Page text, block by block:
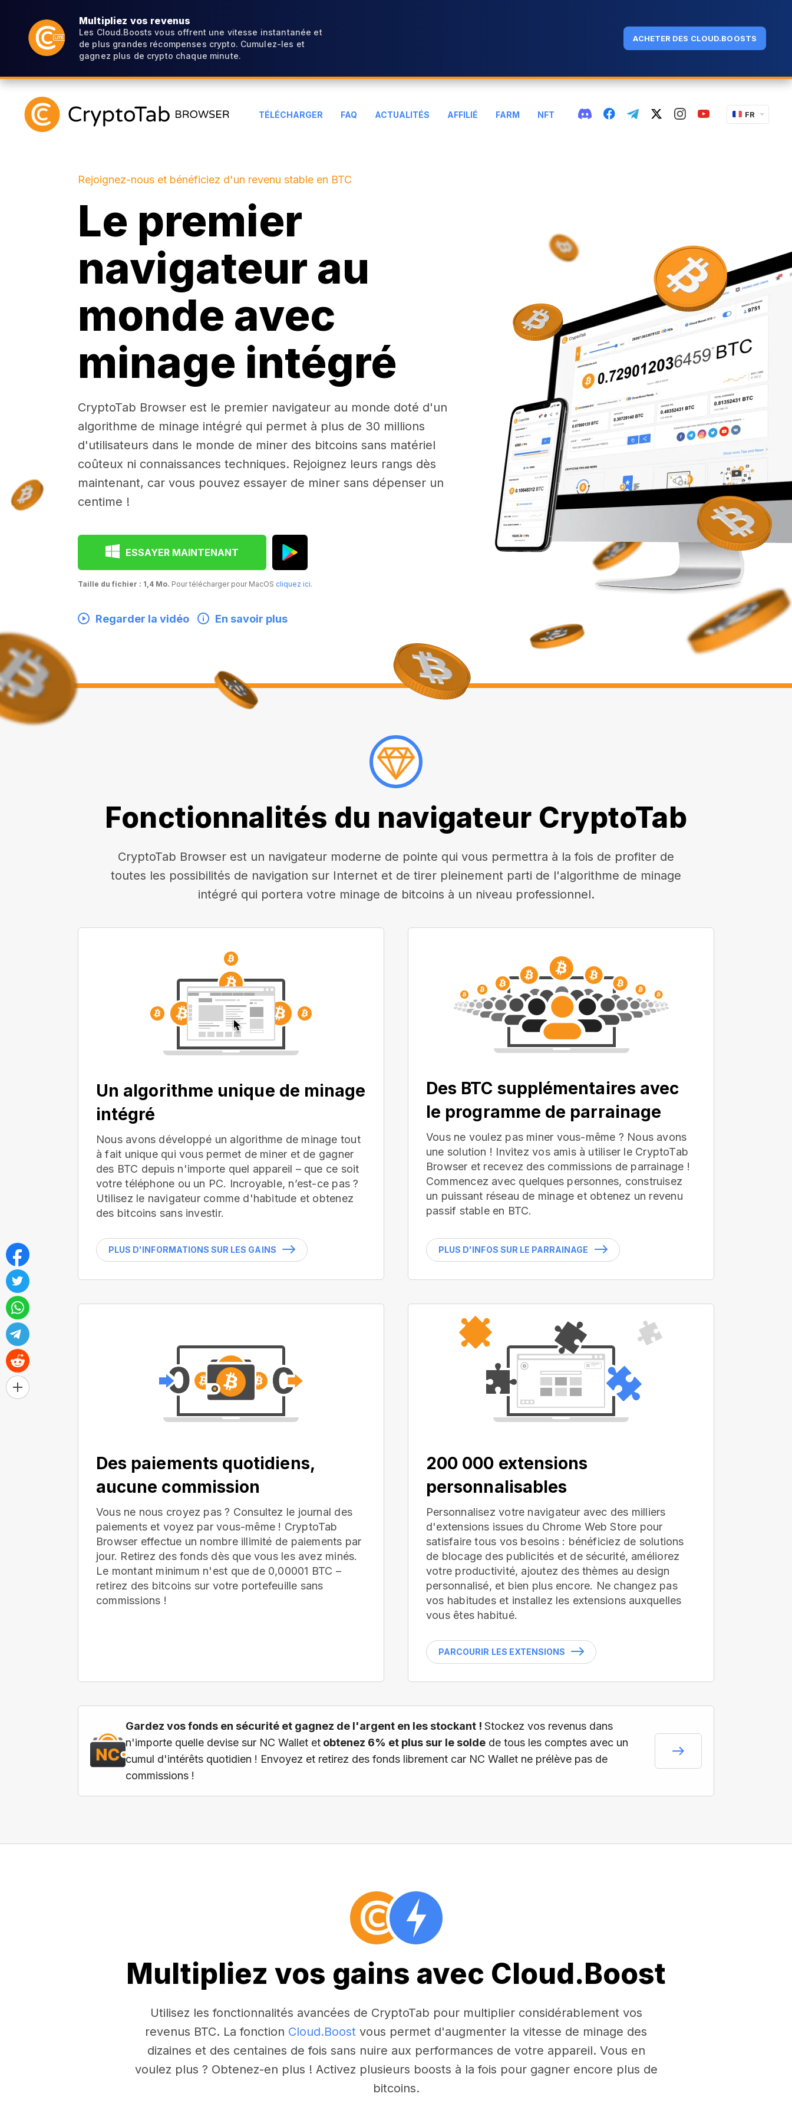
Multipliez vos revenus
Les Cloud.Boosts vous offrent une vitesse instantanée et
de plus grandes récompenses crypto. Cumulez-les et
gagnez plus de crypto chaque minute.
ACHETER DES CLOUD.BOOSTS
TÉLÉCHARGER FAQ ACTUALITÉS AFFILIÉ FARM NFT FR
Rejoignez-nous et bénéficiez d'un revenu stable en BTC
Le premier
navigateur au
monde avec
minage intégré
CryptoTab Browser est le premier navigateur au monde doté d'un
algorithme de minage intégré qui permet à plus de 30 millions
d'utilisateurs dans le monde de miner des bitcoins sans matériel
coûteux ni connaissances techniques. Rejoignez leurs rangs dès
maintenant, car vous pouvez essayer de miner sans dépenser un
centime !
ESSAYER MAINTENANT
Taille du fichier : 1,4 Mo. Pour télécharger pour MacOS cliquez ici.
Regarder la vidéo En savoir plus
Fonctionnalités du navigateur CryptoTab
CryptoTab Browser est un navigateur moderne de pointe qui vous permettra à la fois de profiter de
toutes les possibilités de navigation sur Internet et de tirer pleinement parti de l'algorithme de minage
intégré qui portera votre minage de bitcoins à un niveau professionnel.
Un algorithme unique de minage
intégré
Nous avons développé un algorithme de minage tout
à fait unique qui vous permet de miner et de gagner
des BTC depuis n'importe quel appareil – que ce soit
votre téléphone ou un PC. Incroyable, n’est-ce pas ?
Utilisez le navigateur comme d'habitude et obtenez
des bitcoins sans investir.
PLUS D'INFORMATIONS SUR LES GAINS
Des BTC supplémentaires avec
le programme de parrainage
Vous ne voulez pas miner vous-même ? Nous avons
une solution ! Invitez vos amis à utiliser le CryptoTab
Browser et recevez des commissions de parrainage !
Commencez avec quelques personnes, construisez
un puissant réseau de minage et obtenez un revenu
passif stable en BTC.
PLUS D'INFOS SUR LE PARRAINAGE
Des paiements quotidiens,
aucune commission
Vous ne nous croyez pas ? Consultez le journal des
paiements et voyez par vous-même ! CryptoTab
Browser effectue un nombre illimité de paiements par
jour. Retirez des fonds dès que vous les avez minés.
Le montant minimum n'est que de 0,00001 BTC –
retirez des bitcoins sur votre portefeuille sans
commissions !
200 000 extensions
personnalisables
Personnalisez votre navigateur avec des milliers
d'extensions issues du Chrome Web Store pour
satisfaire tous vos besoins : bénéficiez de solutions
de blocage des publicités et de sécurité, améliorez
votre productivité, ajoutez des thèmes au design
personnalisé, et bien plus encore. Ne changez pas
vos habitudes et installez les extensions auxquelles
vous êtes habitué.
PARCOURIR LES EXTENSIONS
Gardez vos fonds en sécurité et gagnez de l'argent en les stockant ! Stockez vos revenus dans
n'importe quelle devise sur NC Wallet et obtenez 6% et plus sur le solde de tous les comptes avec un
cumul d'intérêts quotidien ! Envoyez et retirez des fonds librement car NC Wallet ne prélève pas de
commissions !
Multipliez vos gains avec Cloud.Boost
Utilisez les fonctionnalités avancées de CryptoTab pour multiplier considérablement vos
revenus BTC. La fonction Cloud.Boost vous permet d'augmenter la vitesse de minage des
dizaines et des centaines de fois sans nuire aux performances de votre appareil. Vous en
voulez plus ? Obtenez-en plus ! Activez plusieurs boosts à la fois pour gagner encore plus de
bitcoins.